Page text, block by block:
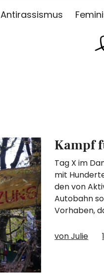
Antirassismus
Kampf
Tag X im
mit
den von
Autobahn
Vorhaben,
von Julie